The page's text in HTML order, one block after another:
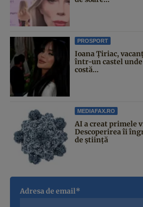
PROSPORT
Ioana Țiriac,
într-un castel unde
costă...
MEDIAFAX.RO
AI a creat primele
Descoperirea îi
de știință
Adresa de email*